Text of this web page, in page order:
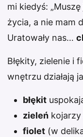
mi kiedyś:
życia, a nie mam
Uratowały nas…
Błękity, zielenie i
wnętrzu działają
błękit
zieleń kojarzy
fiolet (w